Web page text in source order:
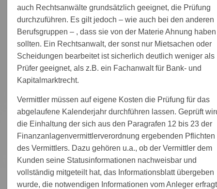
auch Rechtsanwälte grundsätzlich geeignet, die Prüfung
durchzuführen. Es gilt jedoch – wie auch bei den anderen
Berufsgruppen – , dass sie von der Materie Ahnung haben
sollten. Ein Rechtsanwalt, der sonst nur Mietsachen oder
Scheidungen bearbeitet ist sicherlich deutlich weniger als
Prüfer geeignet, als z.B. ein Fachanwalt für Bank- und
Kapitalmarktrecht.
Vermittler müssen auf eigene Kosten die Prüfung für das
abgelaufene Kalenderjahr durchführen lassen. Geprüft
die Einhaltung der sich aus den Paragrafen 12 bis 23 der
Finanzanlagenvermittlerverordnung ergebenden Pflichten
des Vermittlers. Dazu gehören u.a., ob der Vermittler dem
Kunden seine Statusinformationen nachweisbar und
vollständig mitgeteilt hat, das Informationsblatt übergeben
wurde, die notwendigen Informationen vom Anleger erfragt